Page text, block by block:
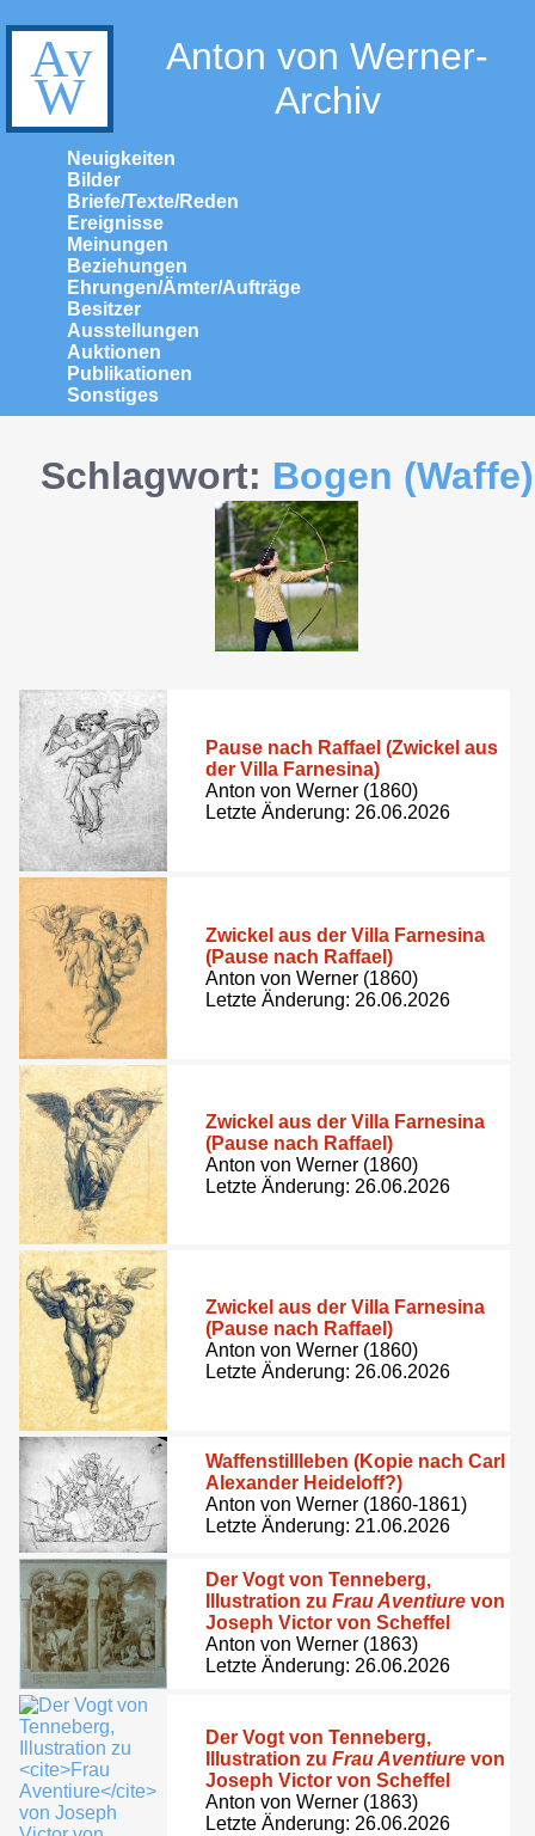
Anton von Werner-
Archiv
Neuigkeiten
Bilder
Briefe/Texte/Reden
Ereignisse
Meinungen
Beziehungen
Ehrungen/Ämter/Aufträge
Besitzer
Ausstellungen
Auktionen
Publikationen
Sonstiges
Schlagwort: Bogen (Waffe)
Pause nach Raffael (Zwickel aus
der Villa Farnesina)
Anton von Werner (1860)
Letzte Änderung: 26.06.2026
Zwickel aus der Villa Farnesina
(Pause nach Raffael)
Anton von Werner (1860)
Letzte Änderung: 26.06.2026
Zwickel aus der Villa Farnesina
(Pause nach Raffael)
Anton von Werner (1860)
Letzte Änderung: 26.06.2026
Zwickel aus der Villa Farnesina
(Pause nach Raffael)
Anton von Werner (1860)
Letzte Änderung: 26.06.2026
Waffenstillleben (Kopie nach Carl
Alexander Heideloff?)
Anton von Werner (1860-1861)
Letzte Änderung: 21.06.2026
Der Vogt von Tenneberg,
Illustration zu Frau Aventiure von
Joseph Victor von Scheffel
Anton von Werner (1863)
Letzte Änderung: 26.06.2026
Der Vogt von Tenneberg,
Illustration zu Frau Aventiure von
Joseph Victor von Scheffel
Anton von Werner (1863)
Letzte Änderung: 26.06.2026